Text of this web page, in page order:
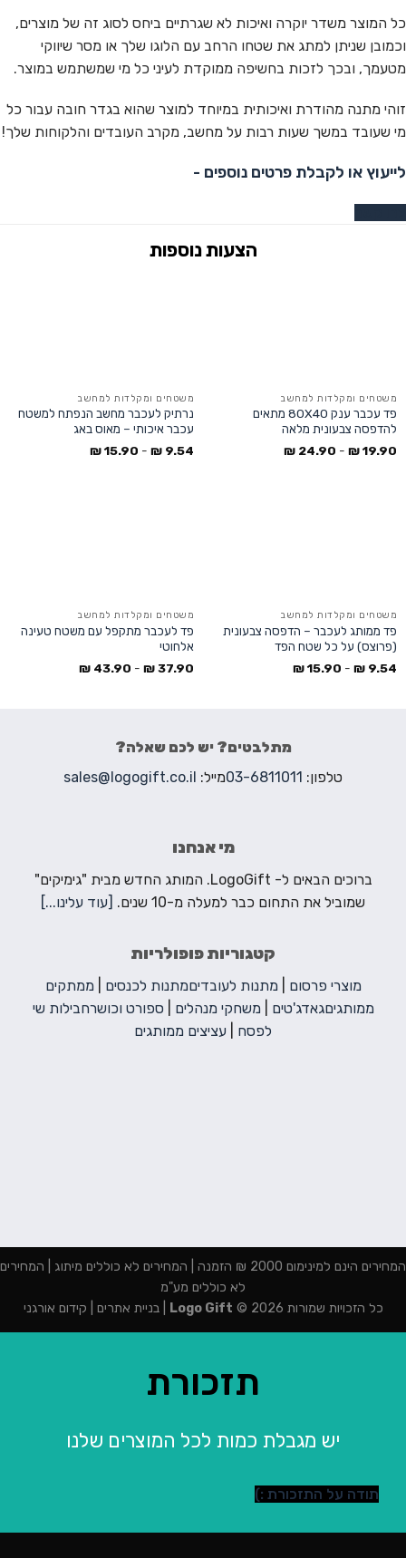
כל המוצר משדר יוקרה ואיכות לא שגרתיים ביחס לסוג זה של מוצרים,
וכמובן שניתן למתג את שטחו הרחב עם הלוגו שלך או מסר שיווקי
מטעמך, ובכך לזכות בחשיפה ממוקדת לעיני כל מי שמשתמש במוצר.
זוהי מתנה מהודרת ואיכותית במיוחד למוצר שהוא בגדר חובה עבור כל
מי שעובד במשך שעות רבות על מחשב, מקרב העובדים והלקוחות שלך!
לייעוץ או לקבלת פרטים נוספים -
משטחים ומקלדות למחשב
פד עכבר ענק 80X40 מתאים
להדפסה צבעונית מלאה
19.90
₪
-
24.90
₪
משטחים ומקלדות למחשב
נרתיק לעכבר מחשב הנפתח למשטח
עכבר איכותי – מאוס באג
9.54
₪
-
15.90
₪
משטחים ומקלדות למחשב
פד ממותג לעכבר – הדפסה צבעונית
(פרוצס) על כל שטח הפד
9.54
₪
-
15.90
₪
משטחים ומקלדות למחשב
פד לעכבר מתקפל עם משטח טעינה
אלחוטי
37.90
₪
-
43.90
₪
מתלבטים? יש לכם שאלה?
טלפון: 03-6811011מייל: sales@logogift.co.il
מי אנחנו
ברוכים הבאים ל- LogoGift. המותג החדש מבית "גימיקים"
שמוביל את התחום כבר למעלה מ-10 שנים.
[עוד עלינו...]
קטגוריות פופולריות
מוצרי פרסום מתנות לעובדיםמתנות לכנסים
ממתקים
ממותגיםגאדג'טים משחקי מנהלים ספורט וכושרחבילות שי
לפסח
עציצים ממותגים
המחירים הינם למינימום 2000 ₪ הזמנה | המחירים לא כוללים מיתוג | המחירים
לא כוללים מע"מ
כל הזכויות שמורות 2026 ©
Logo Gift
|בניית אתרים קידום אורגני
תזכורת
יש מגבלת כמות לכל המוצרים שלנו
תודה על התזכורת :)